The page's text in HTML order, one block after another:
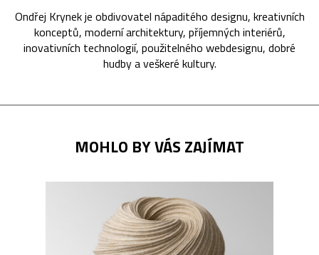
Ondřej Krynek je obdivovatel nápaditého designu, kreativních
konceptů, moderní architektury, příjemných interiérů,
inovativních technologií, použitelného webdesignu, dobré
hudby a veškeré kultury.
MOHLO BY VÁS ZAJÍMAT